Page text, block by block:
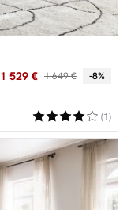
1 529 € 1 649 € -8%
(1)